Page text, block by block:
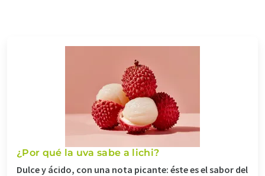
¿Por qué la uva sabe a lichi?
Dulce y ácido, con una nota picante: éste es el sabor del